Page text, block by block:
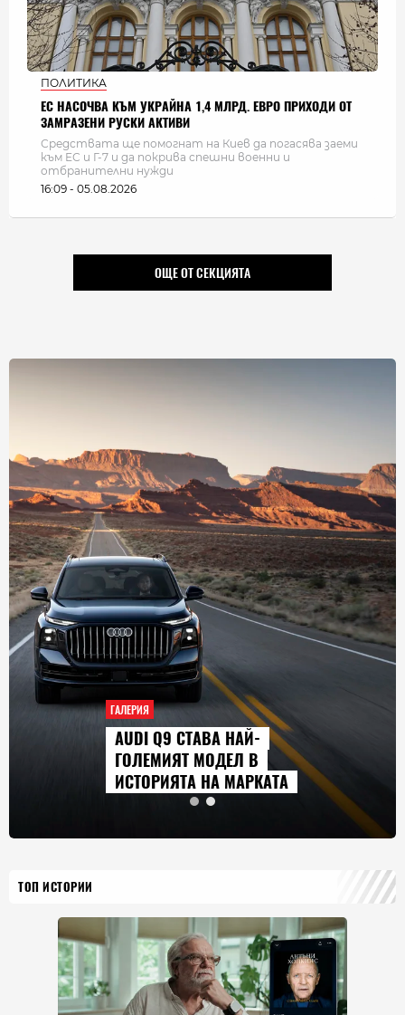
ПОЛИТИКА
ЕС НАСОЧВА КЪМ УКРАЙНА 1,4 МЛРД. ЕВРО ПРИХОДИ ОТ
ЗАМРАЗЕНИ РУСКИ АКТИВИ
Средствата ще помогнат на Киев да погасява заеми
към ЕС и Г-7 и да покрива спешни военни и
отбранителни нужди
16:09 - 05.08.2026
ОЩЕ ОТ СЕКЦИЯТА
ГАЛЕРИЯ
AUDI Q9 СТАВА НАЙ-
ГОЛЕМИЯТ МОДЕЛ В
ИСТОРИЯТА НА МАРКАТА
ТОП ИСТОРИИ